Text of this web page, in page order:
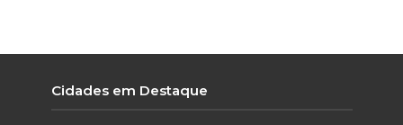
Cidades em Destaque